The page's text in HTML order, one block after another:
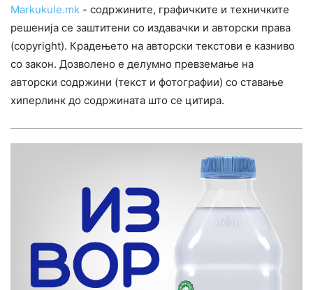
Markukule.mk - содржините, графичките и техничките
решенија се заштитени со издавачки и авторски права
(copyright). Крадењето на авторски текстови е казниво
со закон. Дозволено е делумно превземање на
авторски содржини (текст и фотографии) со ставање
хиперлинк до содржината што се цитира.